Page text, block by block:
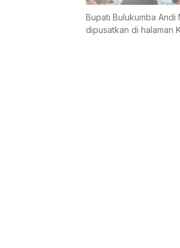
Bupati Bulukumba Andi
dipusatkan di halaman